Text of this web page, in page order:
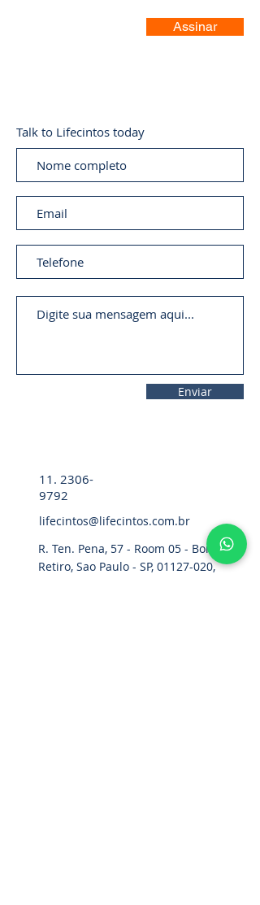
Assinar
Talk to Lifecintos today
Enviar
11. 2306-
9792
lifecintos@lifecintos.com.br
R. Ten. Pena, 57 - Room 05 - Bom
Retiro, Sao Paulo - SP, 01127-020,